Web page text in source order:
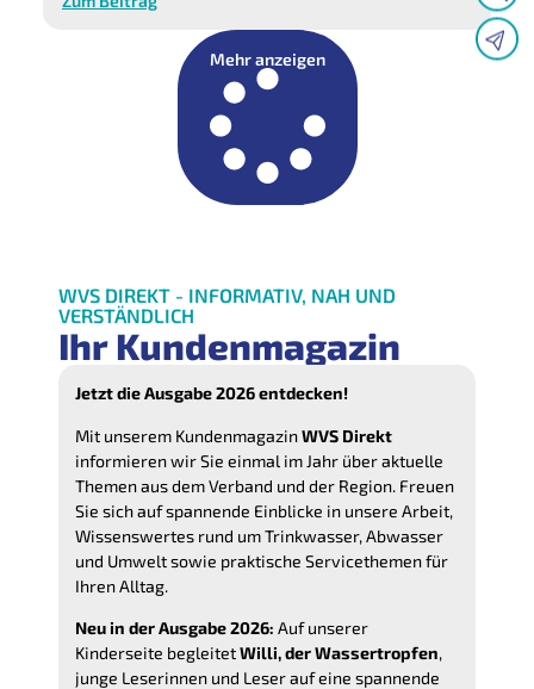
Mehr anzeigen
WVS DIREKT - INFORMATIV, NAH UND
VERSTÄNDLICH
Ihr Kundenmagazin
Jetzt die Ausgabe 2026 entdecken!
Mit unserem KundenmagazinWVS Direkt
informieren wir Sie einmal im Jahr über aktuelle
Themen aus dem Verband und der Region. Freuen
Sie sich auf spannende Einblicke in unsere Arbeit,
Wissenswertes rund um Trinkwasser, Abwasser
und Umwelt sowie praktische Servicethemen für
Ihren Alltag.
Neu in der Ausgabe 2026: Auf unserer
Kinderseite begleitetWilli, der Wassertropfen,
junge Leserinnen und Leser auf eine spannende